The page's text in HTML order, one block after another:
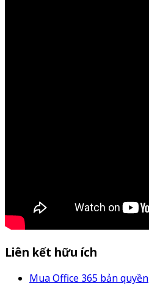
Liên kết hữu ích
Mua Office 365 bản quyền